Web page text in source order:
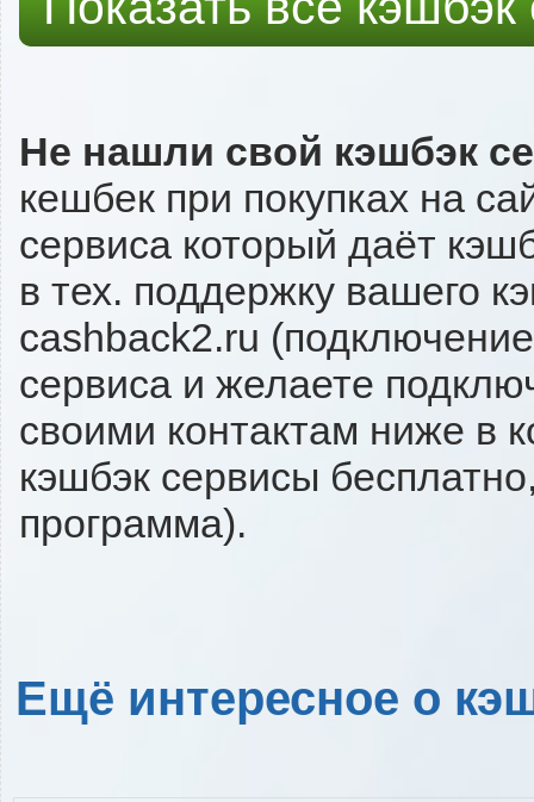
Не нашли свой кэшбэк
кешбек при покупках на
сервиса который даёт
в тех. поддержку вашего
cashback2.ru
сервиса и желаете
своими контактам ниже в
кэшбэк сервисы
программа).
Ещё интересное о